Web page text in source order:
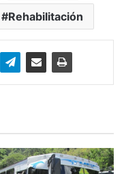
Rehabilitación